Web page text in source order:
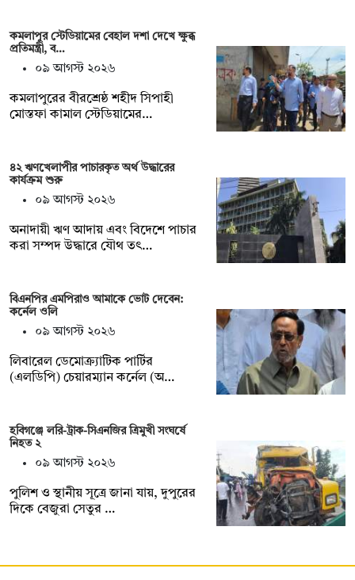
কমলাপুর স্টেডিয়ামের বেহাল দশা দেখে ক্ষুব্ধ
প্রতিমন্ত্রী, ব…
০৯ আগস্ট ২০২৬
কমলাপুরের বীরশ্রেষ্ঠ শহীদ সিপাহী
মোস্তফা কামাল স্টেডিয়ামের…
৪২ ঋণখেলাপীর পাচারকৃত অর্থ উদ্ধারের
কার্যক্রম শুরু
০৯ আগস্ট ২০২৬
অনাদায়ী ঋণ আদায় এবং বিদেশে পাচার
করা সম্পদ উদ্ধারে যৌথ তৎ…
বিএনপির এমপিরাও আমাকে ভোট দেবেন:
কর্নেল ওলি
০৯ আগস্ট ২০২৬
লিবারেল ডেমোক্র্যাটিক পার্টির
(এলডিপি) চেয়ারম্যান কর্নেল (অ…
হবিগঞ্জে লরি-ট্রাক-সিএনজির ত্রিমুখী সংঘর্ষে
নিহত ২
০৯ আগস্ট ২০২৬
পুলিশ ও স্থানীয় সূত্রে জানা যায়, দুপুরের
দিকে বেজুরা সেতুর …